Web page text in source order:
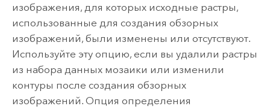
изображения, для которых исходные растры,
использованные для создания обзорных
изображений, были изменены или отсутствуют.
Используйте эту опцию, если вы удалили растры
из набора данных мозаики или изменили
контуры после создания обзорных
изображений. Опция определения